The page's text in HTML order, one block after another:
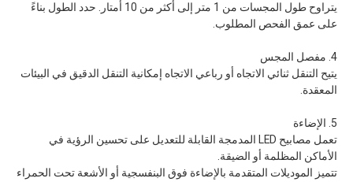
يتراوح طول المجسات من 1 متر إلى أكثر من 10 أمتار. حدد الطول بناءً
على عمق الفحص المطلوب.
4. مفصل المجس
يتيح التنقل ثنائي الاتجاه أو رباعي الاتجاه إمكانية التنقل الدقيق في البيئات
المعقدة.
5. الإضاءة
تعمل مصابيح LED المدمجة القابلة للتعديل على تحسين الرؤية في
الأماكن المظلمة أو الضيقة.
تتميز الموديلات المتقدمة بالإضاءة فوق البنفسجية أو الأشعة تحت الحمراء